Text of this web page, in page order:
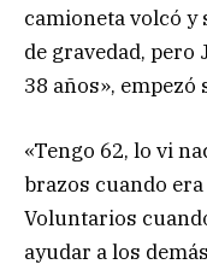
camioneta volcó
de gravedad, pero
38 años»,
«Tengo 62, lo vi
brazos cuando
Voluntarios
ayudar a los